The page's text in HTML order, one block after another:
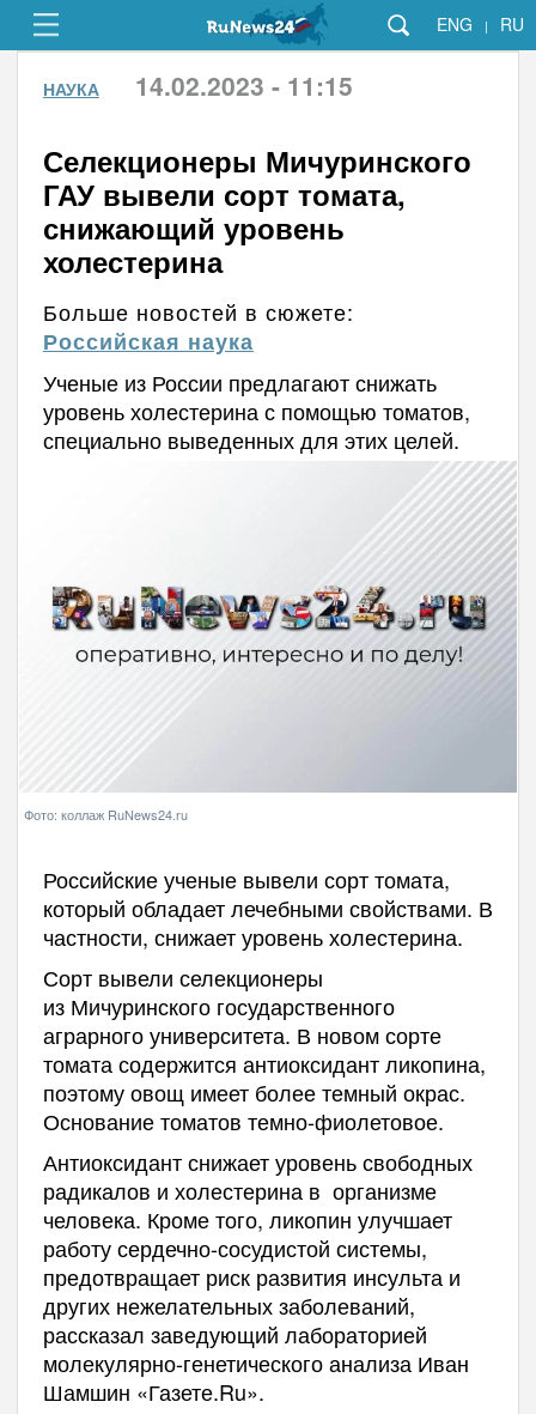
ENG | RU
НАУКА 14.02.2023 - 11:15
Селекционеры Мичуринского
ГАУ вывели сорт томата,
снижающий уровень
холестерина
Больше новостей в сюжете:
Российская наука
Ученые из России предлагают снижать
уровень холестерина с помощью томатов,
специально выведенных для этих целей.
Фото: коллаж RuNews24.ru
Российские ученые вывели сорт томата,
который обладает лечебными свойствами. В
частности, снижает уровень холестерина.
Сорт вывели селекционеры
из Мичуринского государственного
аграрного университета. В новом сорте
томата содержится антиоксидант ликопина,
поэтому овощ имеет более темный окрас.
Основание томатов темно-фиолетовое.
Антиоксидант снижает уровень свободных
радикалов и холестерина в организме
человека. Кроме того, ликопин улучшает
работу сердечно-сосудистой системы,
предотвращает риск развития инсульта и
других нежелательных заболеваний,
рассказал заведующий лабораторией
молекулярно-генетического анализа Иван
Шамшин «Газете.Ru».